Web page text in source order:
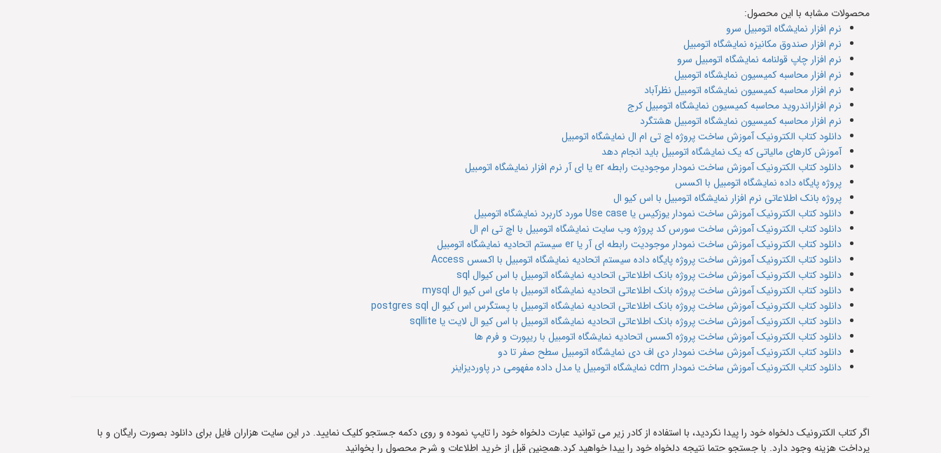
محصولات مشابه با این محصول:
نرم افزار نمایشگاه اتومبیل سرو
نرم افزار صندوق مکانیزه نمایشگاه اتومبیل
نرم افزار چاپ قولنامه نمایشگاه اتومبیل سرو
نرم افزار محاسبه کمیسیون نمایشگاه اتومبیل
نرم افزار محاسبه کمیسیون نمایشگاه اتومبیل نظرآباد
نرم افزاراندروید محاسبه کمیسیون نمایشگاه اتومبیل کرج
نرم افزار محاسبه کمیسیون نمایشگاه اتومبیل هشتگرد
دانلود کتاب الکترونیک آموزش ساخت پروژه اچ تی ام ال نمایشگاه اتومبیل
آموزش کارهای مالیاتی که یک نمایشگاه اتومبیل باید انجام دهد
دانلود کتاب الکترونیک آموزش ساخت نمودار موجودیت رابطه er یا ای آر نرم افزار نمایشگاه اتومبیل
پروژه پایگاه داده نمایشگاه اتومبیل با اکسس
پروژه بانک اطلاعاتی نرم افزار نمایشگاه اتومبیل با اس کیو ال
دانلود کتاب الکترونیک آموزش ساخت نمودار یوزکیس یا Use case مورد کاربرد نمایشگاه اتومبیل
دانلود کتاب الکترونیک آموزش ساخت سورس کد پروژه وب سایت نمایشگاه اتومبیل با اچ تی ام ال
دانلود کتاب الکترونیک آموزش ساخت نمودار موجودیت رابطه ای آر یا er سیستم اتحادیه نمایشگاه اتومبیل
دانلود کتاب الکترونیک آموزش ساخت پروژه پایگاه داده سیستم اتحادیه نمایشگاه اتومبیل با اکسس Access
دانلود کتاب الکترونیک آموزش ساخت پروژه بانک اطلاعاتی اتحادیه نمایشگاه اتومبیل با اس کیوال sql
دانلود کتاب الکترونیک آموزش ساخت پروژه بانک اطلاعاتی اتحادیه نمایشگاه اتومبیل با مای اس کیو ال mysql
دانلود کتاب الکترونیک آموزش ساخت پروژه بانک اطلاعاتی اتحادیه نمایشگاه اتومبیل با پستگرس اس کیو ال postgres sql
دانلود کتاب الکترونیک آموزش ساخت پروژه بانک اطلاعاتی اتحادیه نمایشگاه اتومبیل با اس کیو ال لایت یا sqllite
دانلود کتاب الکترونیک آموزش ساخت پروژه اکسس اتحادیه نمایشگاه اتومبیل با ریپورت و فرم ها
دانلود کتاب الکترونیک آموزش ساخت نمودار دی اف دی نمایشگاه اتومبیل سطح صفر تا دو
دانلود کتاب الکترونیک آموزش ساخت نمودار cdm نمایشگاه اتومبیل یا مدل داده مفهومی در پاوردیزاینر
اگر کتاب الکترونیک دلخواه خود را پیدا نکردید، با استفاده از کادر زیر می توانید عبارت دلخواه خود را تایپ نموده و روی دکمه جستجو کلیک نمایید. در این سایت هزاران فایل برای دانلود بصورت رایگان و با
پرداخت هزینه وجود دارد. با جستجو حتما نتیجه دلخواه خود را پیدا خواهید کرد.همچنین قبل از خرید اطلاعات و شرح محصول را بخوانید